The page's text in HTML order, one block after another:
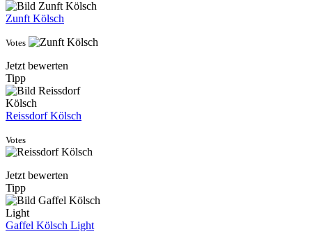
Zunft Kölsch
Votes
Jetzt bewerten
Tipp
Reissdorf Kölsch
Votes
Jetzt bewerten
Tipp
Gaffel Kölsch Light